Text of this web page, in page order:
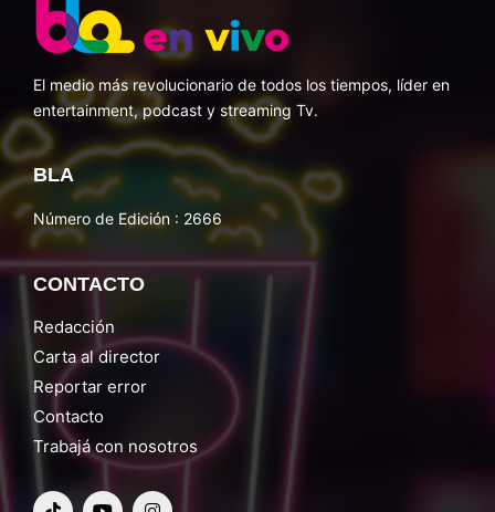
El medio más revolucionario de todos los tiempos, líder en
entertainment, podcast y streaming Tv.
BLA
Número de Edición : 2666
CONTACTO
Redacción
Carta al director
Reportar error
Contacto
Trabajá con nosotros